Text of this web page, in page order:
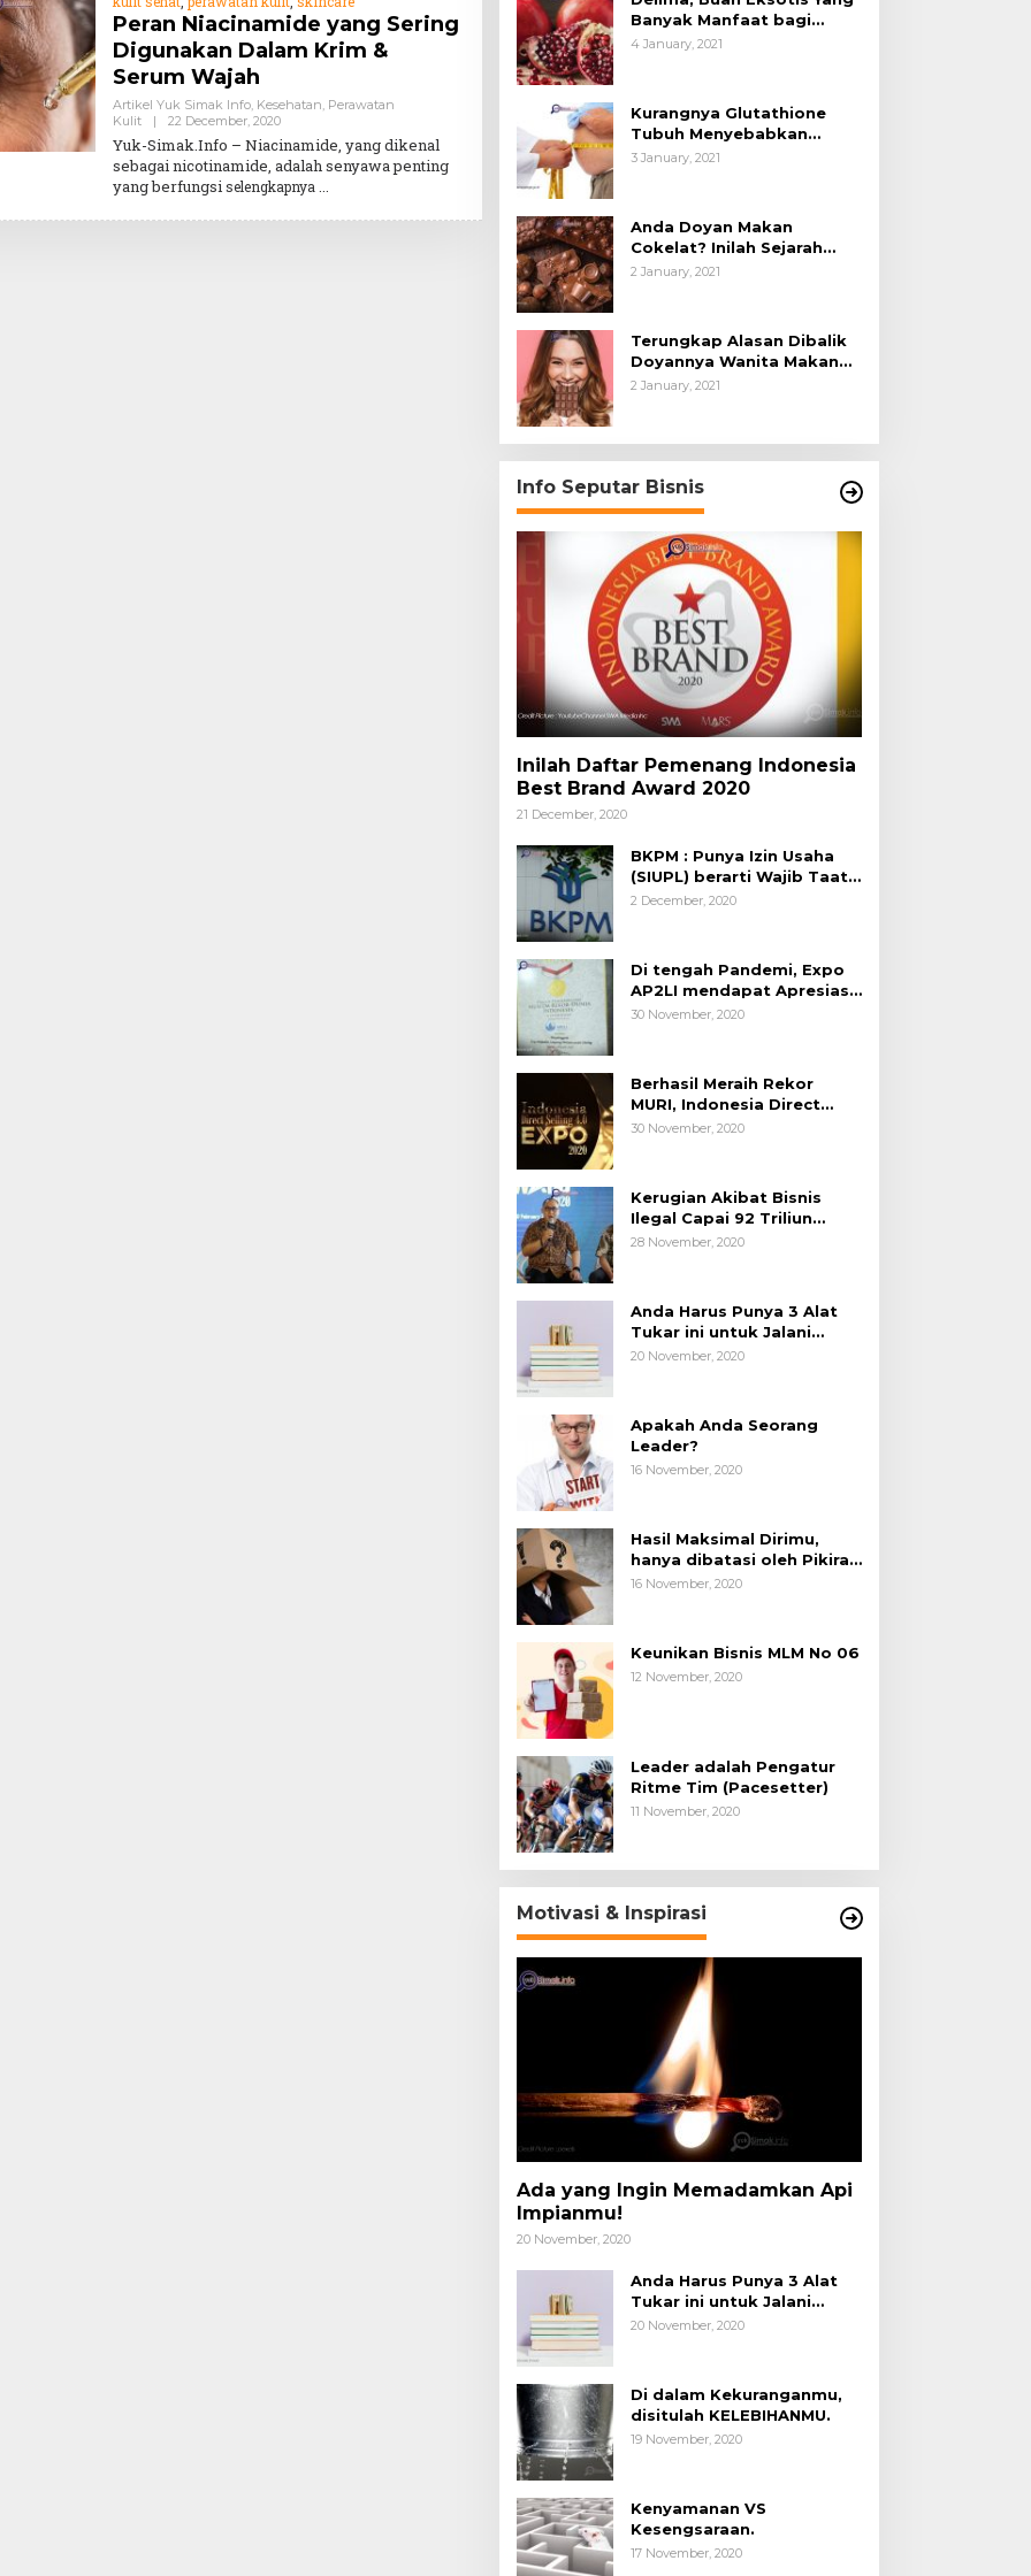
Peran Niacinamide yang Sering
Digunakan Dalam Krim &
Serum Wajah
Artikel Yuk Simak Info, Kesehatan, Perawatan
Kulit
| 22 December, 2020By
August
Yuk-Simak.Info – Niacinamide, yang dikenal
sebagai nicotinamide, adalah senyawa penting
yang berfungsiselengkapnya
Banyak Manfaat bagi
Tubuh
4 January, 2021
Kurangnya Glutathione
Tubuh Menyebabkan
Obesitas
3 January, 2021
Anda Doyan Makan
Cokelat? Inilah Sejarah
Awalnya Cokelat di Dunia
2 January, 2021
Terungkap Alasan Dibalik
Doyannya Wanita Makan
Cokelat
2 January, 2021
Info Seputar Bisnis
Inilah Daftar Pemenang Indonesia
Best Brand Award 2020
21 December, 2020
BKPM : Punya Izin Usaha
(SIUPL) berarti Wajib Taat
Aturan
2 December, 2020
Di tengah Pandemi, Expo
AP2LI mendapat Apresiasi
Rekor MURI
30 November, 2020
Berhasil Meraih Rekor
MURI, Indonesia Direct
Selling 4.0 Expo 2020
30 November, 2020
Kerugian Akibat Bisnis
Ilegal Capai 92 Triliun
Rupiah, AP2LI menghimbau
28 November, 2020
Anda Harus Punya 3 Alat
Tukar ini untuk Jalani
Hidup.
20 November, 2020
Apakah Anda Seorang
Leader?
16 November, 2020
Hasil Maksimal Dirimu,
hanya dibatasi oleh Pikiran
Negatif.
16 November, 2020
Keunikan Bisnis MLM No 06
12 November, 2020
Leader adalah Pengatur
Ritme Tim (Pacesetter)
11 November, 2020
Motivasi & Inspirasi
Ada yang Ingin Memadamkan Api
Impianmu!
20 November, 2020
Anda Harus Punya 3 Alat
Tukar ini untuk Jalani
Hidup.
20 November, 2020
Di dalam Kekuranganmu,
disitulah KELEBIHANMU.
19 November, 2020
Kenyamanan VS
Kesengsaraan.
17 November, 2020